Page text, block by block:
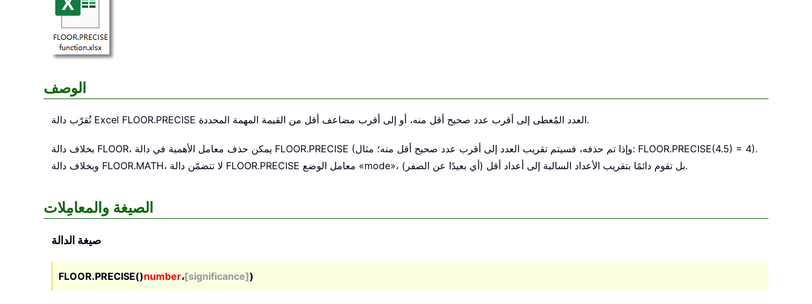
الوصف
تُقرّب دالة Excel FLOOR.PRECISE العدد المُعطى إلى أقرب عدد صحيح أقل منه، أو إلى أقرب مضاعف أقل من القيمة المهمة المحددة.
بخلاف دالة FLOOR، يمكن حذف معامل الأهمية في دالة FLOOR.PRECISE (وإذا تم حذفه، فسيتم تقريب العدد إلى أقرب عدد صحيح أقل منه؛ مثال: FLOOR.PRECISE(4.5) = 4).
وبخلاف دالة FLOOR.MATH، لا تتضمّن دالة FLOOR.PRECISE معامل الوضع «mode»، بل تقوم دائمًا بتقريب الأعداد السالبة إلى أعداد أقل (أي بعيدًا عن الصفر).
الصيغة والمعامِلات
صيغة الدالة
FLOOR.PRECISE()number،[significance])